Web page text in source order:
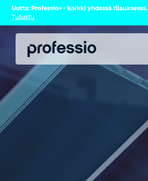
Uutta: Professio+ – kaikki yhdessä tilauksessa.
Tutustu